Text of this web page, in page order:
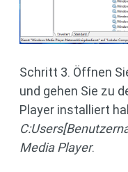
Schritt 3. Öffnen
und gehen Sie zu
Player installiert
Media Player.